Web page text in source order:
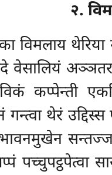
२.
विमलाय थेरिया
वेसालियं
कप्पेन्ती
गन्त्वा थेरं
पच्चुपट्ठपेत्वा